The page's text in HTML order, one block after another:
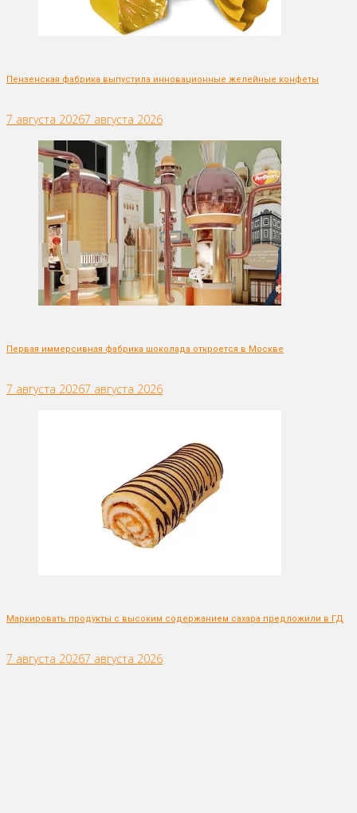
Пензенская фабрика выпустила инновационные желейные конфеты
7 августа 20267 августа 2026
Первая иммерсивная фабрика шоколада откроется в Москве
7 августа 20267 августа 2026
Маркировать продукты с высоким содержанием сахара предложили в ГД
7 августа 20267 августа 2026